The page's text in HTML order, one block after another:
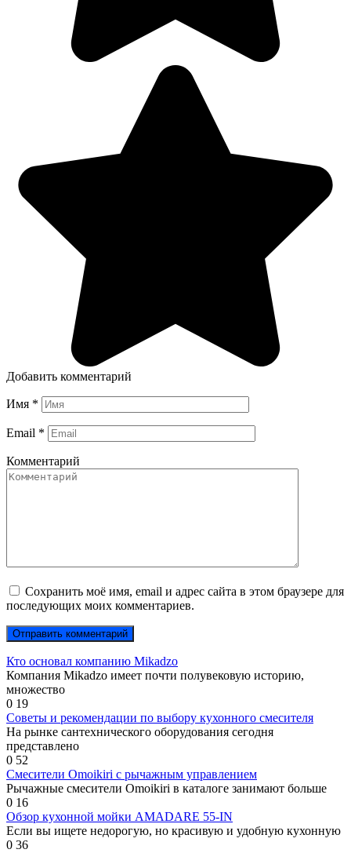
Добавить комментарий
Имя *
Email *
Комментарий
Сохранить моё имя, email и адрес сайта в этом браузере для
последующих моих комментариев.
Кто основал компанию Mikadzo
Компания Mikadzo имеет почти полувековую историю,
множество
0 19
Советы и рекомендации по выбору кухонного смесителя
На рынке сантехнического оборудования сегодня
представлено
0 52
Смесители Omoikiri с рычажным управлением
Рычажные смесители Omoikiri в каталоге занимают больше
0 16
Обзор кухонной мойки AMADARE 55-IN
Если вы ищете недорогую, но красивую и удобную кухонную
0 36